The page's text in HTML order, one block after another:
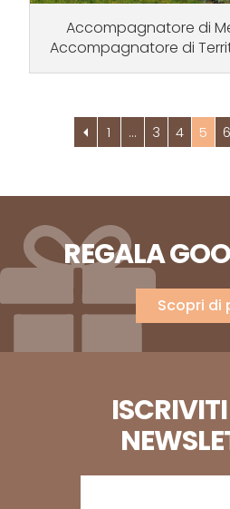
Accompagnatore di
Accompagnatore di
1 … 3 4 5 6
REGALA
Scopri di